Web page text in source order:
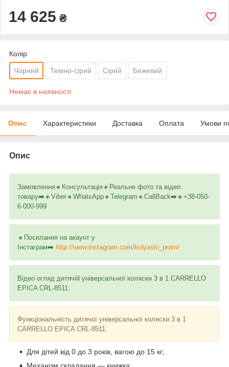
14 625 ₴
Колір
Чорний Темно-сірий Сірий Бежевий
Немає в наявності
Опис Характеристики Доставка Оплата Умови
Опис
️Замовлення️🔸️Консультація️🔸️Реальне фото та відео
товару➡️️🔸️Viber️🔸️WhatsApp️🔸️Telegram️🔸️CallBack➡️️🔸️+38-050-
6-000-999
🔸️Посилання на акаунт у
Інстаграм➡️️ http://www.instagram.com/kolyaski_pram/
Відео огляд дитячій універсальної коляски 3 в 1 CARRELLO
EPICA CRL-8511:
Функціональність дитячої універсальної коляски 3 в 1
CARRELLO EPICA CRL-8511:
Для дітей від 0 до 3 років, вагою до 15 кг;
Механізм складання — книжка;